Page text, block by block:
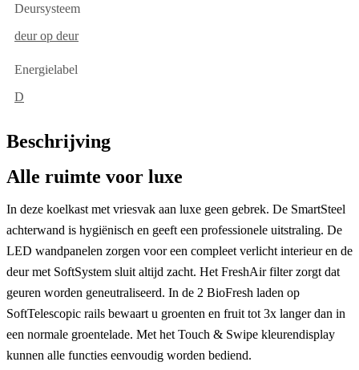
Deursysteem
deur op deur
Energielabel
D
Beschrijving
Alle ruimte voor luxe
In deze koelkast met vriesvak aan luxe geen gebrek. De SmartSteel
achterwand is hygiënisch en geeft een professionele uitstraling. De
LED wandpanelen zorgen voor een compleet verlicht interieur en de
deur met SoftSystem sluit altijd zacht. Het FreshAir filter zorgt dat
geuren worden geneutraliseerd. In de 2 BioFresh laden op
SoftTelescopic rails bewaart u groenten en fruit tot 3x langer dan in
een normale groentelade. Met het Touch & Swipe kleurendisplay
kunnen alle functies eenvoudig worden bediend.